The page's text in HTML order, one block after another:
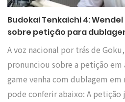
Budokai Tenkaichi 4:
sobre petição para
A voz nacional por trás de
pronunciou sobre a petição em
game venha com dublagem em
pode conferir abaixo: A petição